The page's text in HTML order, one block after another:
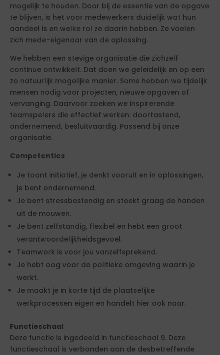
mogelijk te houden. Door bij de essentie van de opgave
te blijven, is het voor medewerkers duidelijk wat hun
aandeel is en welke rol ze daarin hebben. Ze voelen
zich mede-eigenaar van de oplossing.
We hebben een stevige organisatie die zichzelf
continue ontwikkelt. Dat doen we geleidelijk en op een
zo natuurlijk mogelijke manier. Soms hebben we tijdelijk
mensen nodig voor projecten, nieuwe opgaven of
vervanging. Daarvoor zoeken we inspirerende
teamspelers die effectief werken: doortastend,
ondernemend, besluitvaardig. Passend bij onze
organisatie.
Competenties
Je toont initiatief, je denkt vooruit en in oplossingen,
je bent ondernemend.
Je bent stressbestendig en steekt graag de handen
uit de mouwen.
Je bent zelfstandig, flexibel en hebt een groot
verantwoordelijkheidsgevoel.
Teamwork is voor jou vanzelfsprekend.
Je hebt oog voor de politieke omgeving waarin je
werkt.
Je maakt je in korte tijd de plaatselijke
werkprocessen eigen en handelt hier ook naar.
Functieschaal
Deze functie is ingedeeld in functieschaal 9. Deze
functieschaal is verbonden aan de desbetreffende